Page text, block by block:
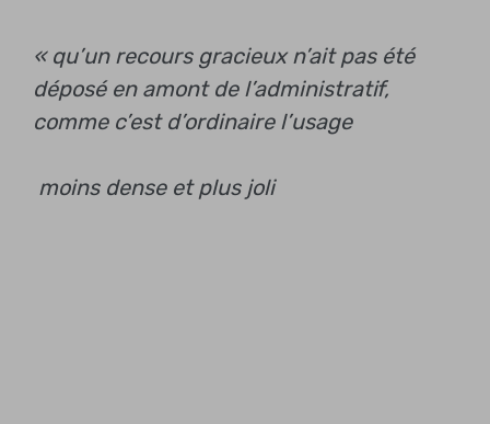
« qu’un recours gracieux n’ait pas été
déposé en amont de l’administratif,
comme c’est d’ordinaire l’usage
moins dense et plus joli